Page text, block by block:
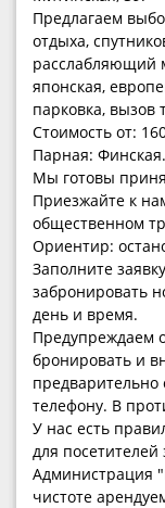
Предлагаем
отдыха,
расслабляющий
японская,
парковка, вызов
Стоимость от:
Парная: Финская.
Мы готовы
Приезжайте к
общественном
Ориентир:
Заполните
забронировать
день и время.
Предупреждаем
бронировать и
предварительно
телефону. В
У нас есть
для
Администрация
чистоте